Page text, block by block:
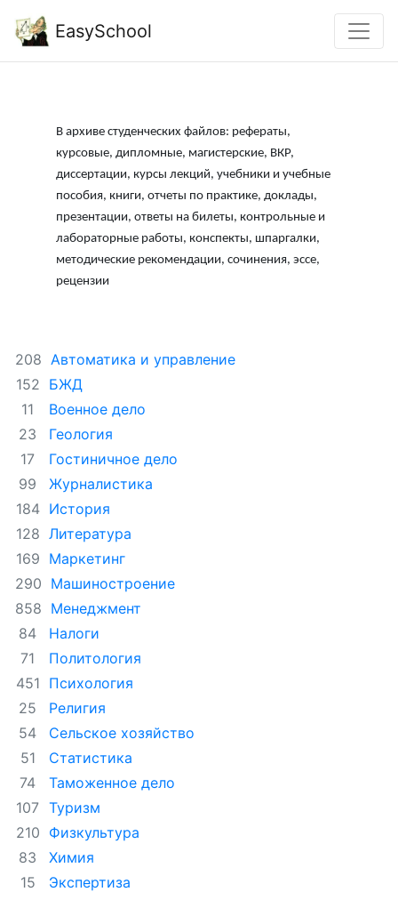
EasySchool
В архиве студенческих файлов: рефераты,
курсовые, дипломные, магистерские, ВКР,
диссертации, курсы лекций, учебники и учебные
пособия, книги, отчеты по практике, доклады,
презентации, ответы на билеты, контрольные и
лабораторные работы, конспекты, шпаргалки,
методические рекомендации, сочинения, эссе,
рецензии
208 Автоматика и управление
152 БЖД
11
Военное дело
23
Геология
17
Гостиничное дело
99
Журналистика
184 История
128 Литература
169 Маркетинг
290 Машиностроение
858 Менеджмент
84
Налоги
71
Политология
451 Психология
25
Религия
54
Сельское хозяйство
51
Статистика
74
Таможенное дело
107 Туризм
210 Физкультура
83
Химия
15
Экспертиза